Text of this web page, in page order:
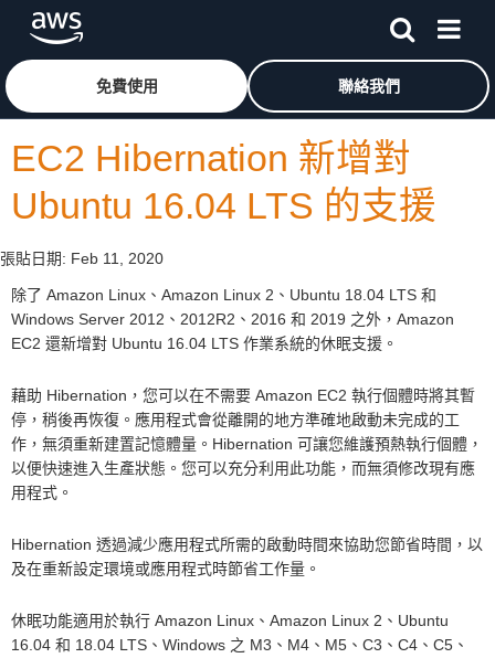
跳至主要內容按一下這裡可返回 Amazon Web Services 首頁
免費使用 聯絡我們
EC2 Hibernation 新增對
Ubuntu 16.04 LTS 的支援
張貼日期: Feb 11, 2020
除了 Amazon Linux、Amazon Linux 2、Ubuntu 18.04 LTS 和
Windows Server 2012、2012R2、2016 和 2019 之外，Amazon
EC2 還新增對 Ubuntu 16.04 LTS 作業系統的休眠支援。
藉助 Hibernation，您可以在不需要 Amazon EC2 執行個體時將其暫
停，稍後再恢復。應用程式會從離開的地方準確地啟動未完成的工
作，無須重新建置記憶體量。Hibernation 可讓您維護預熱執行個體，
以便快速進入生產狀態。您可以充分利用此功能，而無須修改現有應
用程式。
Hibernation 透過減少應用程式所需的啟動時間來協助您節省時間，以
及在重新設定環境或應用程式時節省工作量。
休眠功能適用於執行 Amazon Linux、Amazon Linux 2、Ubuntu
16.04 和 18.04 LTS、Windows 之 M3、M4、M5、C3、C4、C5、